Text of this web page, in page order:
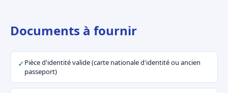
Documents à fournir
✓ Pièce d'identité valide (carte nationale d'identité ou ancien
passeport)